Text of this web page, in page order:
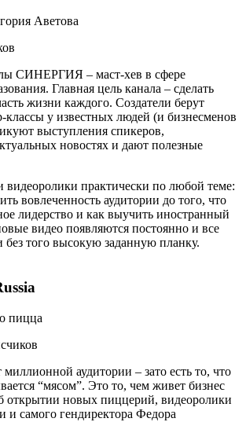
СИНЕРГИЯ – маст-хев в сфере
Главная цель канала – сделать
жизни каждого. Создатели берут
классы у известных людей (и бизнесменов
выступления спикеров,
новостях и дают полезные
видеоролики практически по любой теме:
вовлеченность аудитории до того, что
лидерство и как выучить иностранный
видео появляются постоянно и все
того высокую заданную планку.
миллионной аудитории – зато есть то, что
“мясом”. Это то, чем живет бизнес
открытии новых пиццерий, видеоролики
и самого гендиректора Федора